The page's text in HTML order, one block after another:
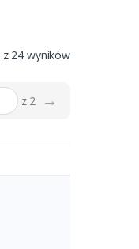
24 wyników
z 2 →